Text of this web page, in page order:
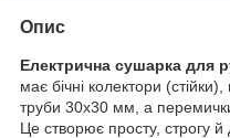
Опис
Електрична сушарка для
має бічні колектори
труби 30х30 мм, а
Це створює просту, строгу